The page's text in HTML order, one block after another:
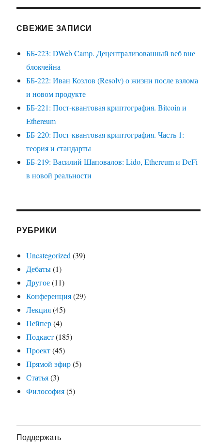
СВЕЖИЕ ЗАПИСИ
ББ-223: DWeb Camp. Децентрализованный веб вне
блокчейна
ББ-222: Иван Козлов (Resolv) о жизни после взлома
и новом продукте
ББ-221: Пост-квантовая криптография. Bitcoin и
Ethereum
ББ-220: Пост-квантовая криптография. Часть 1:
теория и стандарты
ББ-219: Василий Шаповалов: Lido, Ethereum и DeFi
в новой реальности
РУБРИКИ
Uncategorized (39)
Дебаты(1)
Другое(11)
Конференция(29)
Лекция(45)
Пейпер(4)
Подкаст(185)
Проект(45)
Прямой эфир(5)
Статья(3)
Философия(5)
Поддержать